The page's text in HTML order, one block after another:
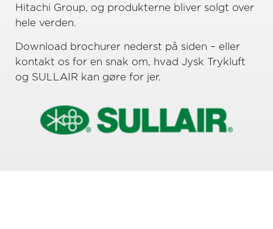
Hitachi Group, og produkterne bliver solgt over
hele verden.
Download brochurer nederst på siden – eller
kontakt os for en snak om, hvad Jysk Trykluft
og SULLAIR kan gøre for jer.